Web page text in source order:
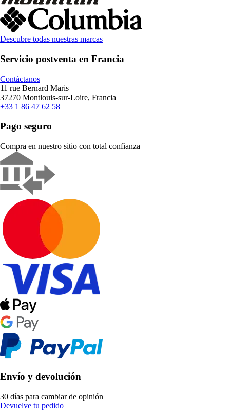
Descubre todas nuestras marcas
Servicio postventa en Francia
Contáctanos
11 rue Bernard Maris
37270 Montlouis-sur-Loire, Francia
+33 1 86 47 62 58
Pago seguro
Compra en nuestro sitio con total confianza
Envío y devolución
30 días para cambiar de opinión
Devuelve tu pedido